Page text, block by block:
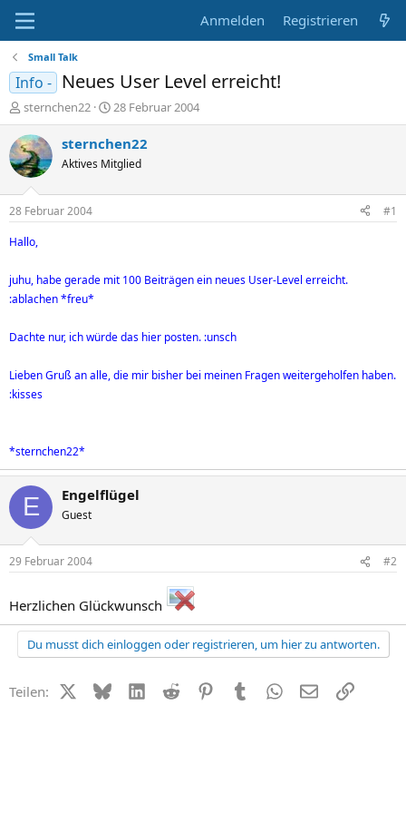
Anmelden Registrieren
Small Talk
Info - Neues User Level erreicht!
E
r
s
t
e
e
r
sternchen22
E
r
s
e
t
28 Februar 2004
sternchen22
Aktives Mitglied
28 Februar 2004
#1
Hallo,
juhu, habe gerade mit 100 Beiträgen ein neues User-Level erreicht.
:ablachen *freu*
Dachte nur, ich würde das hier posten. :unsch
Lieben Gruß an alle, die mir bisher bei meinen Fragen weitergeholfen haben.
:kisses
*sternchen22*
E Engelflügel
Guest
29 Februar 2004 #2
Herzlichen Glückwunsch
Du musst dich einloggen oder registrieren, um hier zu antworten.
Teilen: X (Twitter)
BlueskyLinkedIn
Reddit PinterestTumblr WhatsApp
E-MailLink